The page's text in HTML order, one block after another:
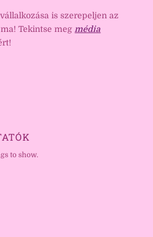
is szerepeljen az
Tekintse megmédia
to show.